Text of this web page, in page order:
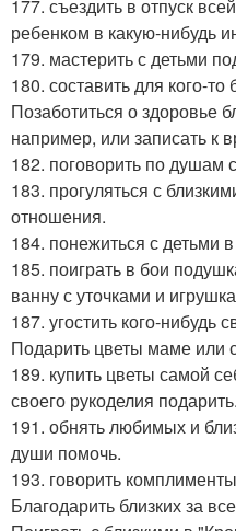
177. съездить в отпуск
ребенком в какую-нибудь
179. мастерить с детьми
180. составить для кого-то
Позаботиться о здоровье
например, или записать к
182. поговорить по душам
183. прогуляться с
отношения.
184. понежиться с детьми
185. поиграть в бои
ванну с уточками и
187. угостить кого-нибудь
Подарить цветы маме или
189. купить цветы самой
своего рукоделия подарить.
191. обнять любимых и
души помочь.
193. говорить
Благодарить близких за